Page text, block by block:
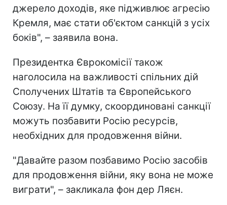
джерело доходів, яке підживлює агресію
Кремля, має стати об'єктом санкцій з усіх
боків", – заявила вона.
Президентка Єврокомісії також
наголосила на важливості спільних дій
Сполучених Штатів та Європейського
Союзу. На її думку, скоординовані санкції
можуть позбавити Росію ресурсів,
необхідних для продовження війни.
"Давайте разом позбавимо Росію засобів
для продовження війни, яку вона не може
виграти", – закликала фон дер Ляєн.